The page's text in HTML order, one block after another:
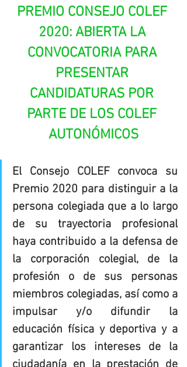
PREMIO CONSEJO COLEF
2020: ABIERTA LA
CONVOCATORIA PARA
PRESENTAR
CANDIDATURAS POR
PARTE DE LOS COLEF
AUTONÓMICOS
El Consejo COLEF convoca su
Premio 2020 para distinguir a la
persona colegiada que a lo largo
de su trayectoria profesional
haya contribuido a la defensa de
la corporación colegial, de la
profesión o de sus personas
miembros colegiadas, así como a
impulsar y/o difundir la
educación física y deportiva y a
garantizar los intereses de la